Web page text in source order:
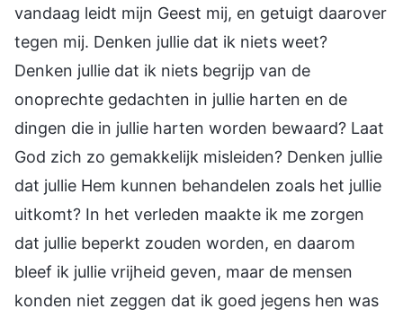
vandaag leidt mijn Geest mij, en getuigt daarover
tegen mij. Denken jullie dat ik niets weet?
Denken jullie dat ik niets begrijp van de
onoprechte gedachten in jullie harten en de
dingen die in jullie harten worden bewaard? Laat
God zich zo gemakkelijk misleiden? Denken jullie
dat jullie Hem kunnen behandelen zoals het jullie
uitkomt? In het verleden maakte ik me zorgen
dat jullie beperkt zouden worden, en daarom
bleef ik jullie vrijheid geven, maar de mensen
konden niet zeggen dat ik goed jegens hen was